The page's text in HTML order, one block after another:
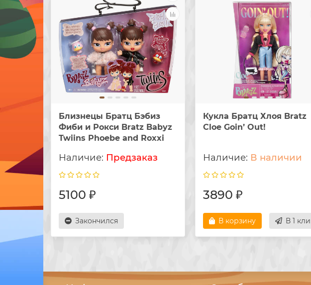
Близнецы Братц Бэбиз
Фиби и Рокси Bratz Babyz
Twiins Phoebe and Roxxi
Предзаказ
5100 ₽
Закончился
Кукла Братц Хлоя Bratz
Cloe Goin’ Out!
В наличии
3890 ₽
В корзину В 1